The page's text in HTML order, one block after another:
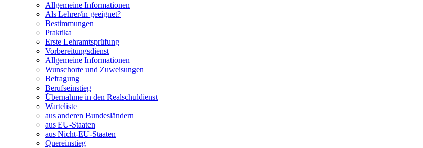
Allgemeine Informationen
Als Lehrer/in geeignet?
Bestimmungen
Praktika
Erste Lehramtsprüfung
Vorbereitungsdienst
Allgemeine Informationen
Wunschorte und Zuweisungen
Befragung
Berufseinstieg
Übernahme in den Realschuldienst
Warteliste
aus anderen Bundesländern
aus EU-Staaten
aus Nicht-EU-Staaten
Quereinstieg